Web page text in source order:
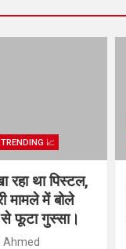
TRENDING 📈
रहा था पिस्टल,
मामले में बोले
फूटा गुस्सा।
Ahmed